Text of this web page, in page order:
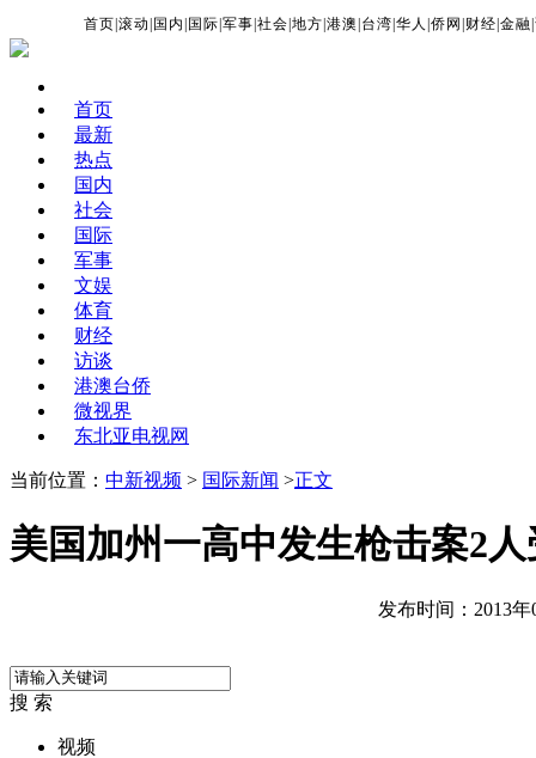
首页 |滚动 国内 国际 |军事 |社会 |地方 |港澳 台湾 |华人 |侨网 财经 |金融 |
首页
最新
热点
国内
社会
国际
军事
文娱
体育
财经
访谈
港澳台侨
微视界
东北亚电视网
当前位置： 中新视频 > 国际新闻 >正文
美国加州一高中发生枪击案2
发布时间：2013年
搜 索
视频